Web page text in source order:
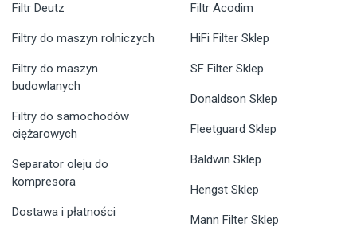
Filtr Deutz Filtr Acodim
Filtry do maszyn rolniczych
Filtry do maszyn
budowlanych
Filtry do samochodów
ciężarowych
Separator oleju do
kompresora
Dostawa i płatności
HiFi Filter Sklep
SF Filter Sklep
Donaldson Sklep
Fleetguard Sklep
Baldwin Sklep
Hengst Sklep
Mann Filter Sklep